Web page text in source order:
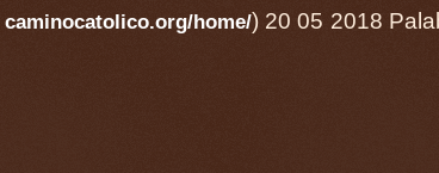
caminocatolico.org/home/) 20 05 2018